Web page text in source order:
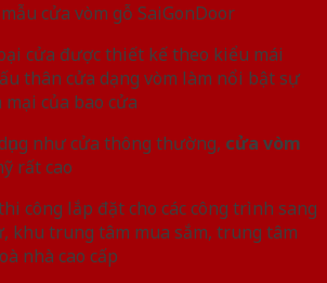
cửa vòm gỗ SaiGonDoor
cửa được thiết kế theo kiểu mái
thân cửa dạng vòm làm nổi bật sự
của bao cửa
như cửa thông thường, cửa vòm
rất cao
công lắp đặt cho các công trình sang
khu trung tâm mua sắm, trung tâm
nhà cao cấp